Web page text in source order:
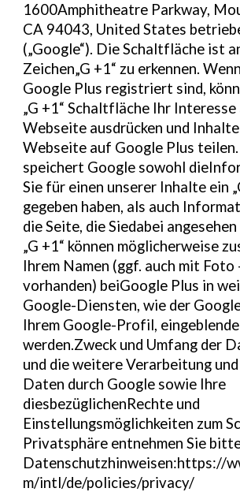
1600Amphitheatre Parkway,
CA 94043, United States
(„Google“). Die Schaltfläche ist
Zeichen„G +1“ zu erkennen.
Google Plus registriert sind,
„G +1“ Schaltfläche Ihr
Webseite ausdrücken und
Webseite auf Google Plus teilen.
speichert Google sowohl
Sie für einen unserer Inhalte ein
gegeben haben, als auch
die Seite, die Siedabei
„G +1“ können möglicherweise
Ihrem Namen (ggf. auch mit
vorhanden) beiGoogle Plus in
Google-Diensten, wie der
Ihrem Google-Profil,
werden.Zweck und Umfang der
und die weitere Verarbeitung
Daten durch Google sowie Ihre
diesbezüglichenRechte und
Einstellungsmöglichkeiten zum
Privatsphäre entnehmen Sie
Datenschutzhinweisen:https://
m/intl/de/policies/privacy/